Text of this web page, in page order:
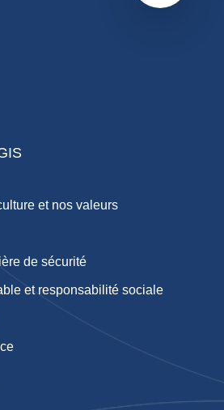
et nos valeurs
de sécurité
et responsabilité sociale